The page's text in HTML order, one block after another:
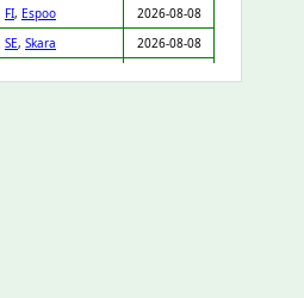
FI, Espoo
2026-08-08
SE, Skara
2026-08-08